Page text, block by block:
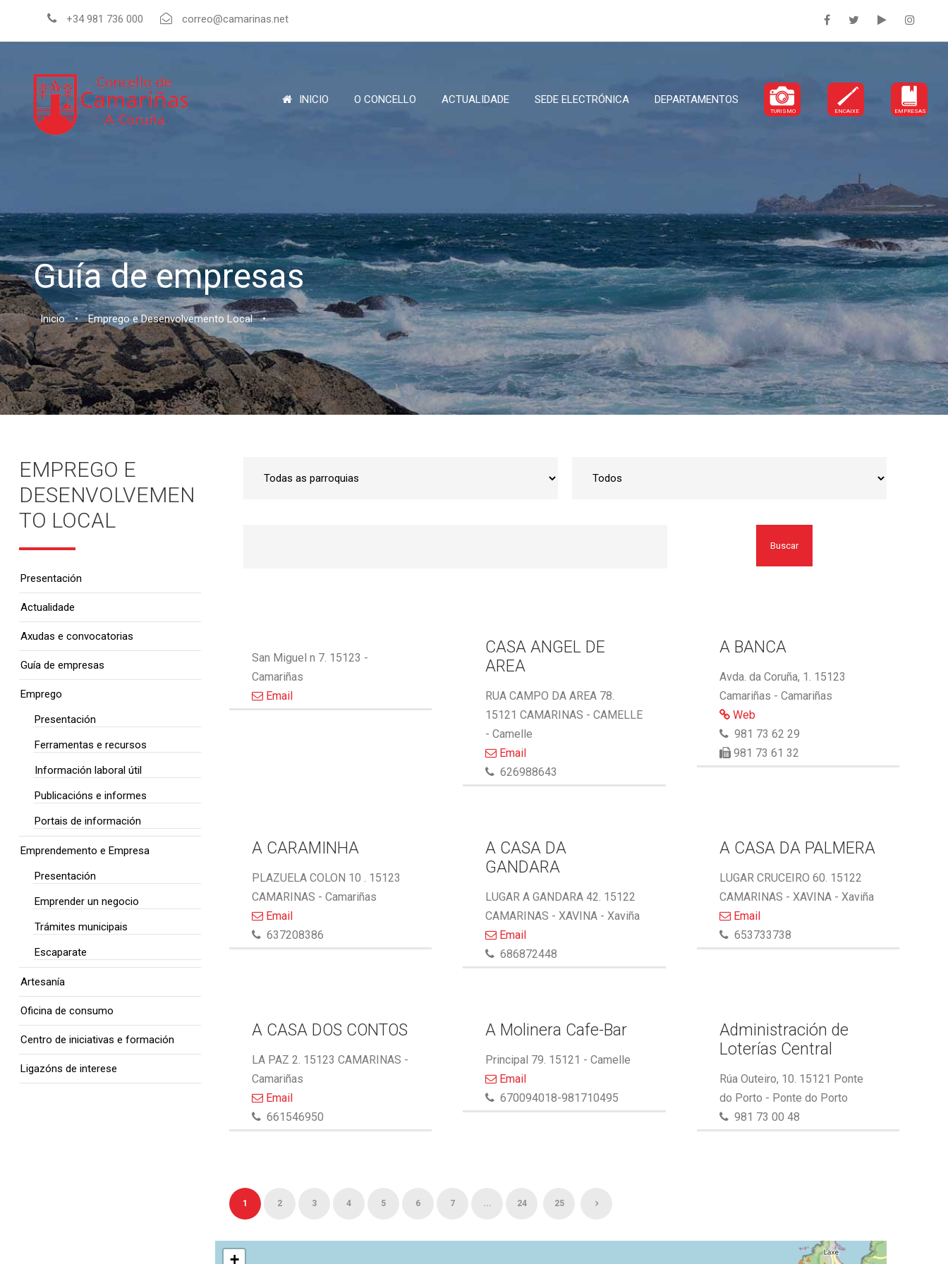
+34 981 736 000 correo@camarinas.net
INICIO O CONCELLO ACTUALIDADE SEDE ELECTRÓNICA DEPARTAMENTOS
TURISMO ENCAIXE EMPRESAS
Guía de empresas
Inicio • Emprego e Desenvolvemento Local •
Buscar
San Miguel n 7. 15123 -
Camariñas
Email
CASA ANGEL DE
AREA
RUA CAMPO DA AREA 78.
15121 CAMARINAS - CAMELLE
- Camelle
Email
626988643
A BANCA
Avda. da Coruña, 1. 15123
Camariñas - Camariñas
Web
981 73 62 29
981 73 61 32
A CARAMINHA
PLAZUELA COLON 10 . 15123
CAMARINAS - Camariñas
Email
637208386
A CASA DA
GANDARA
LUGAR A GANDARA 42. 15122
CAMARINAS - XAVINA - Xaviña
Email
686872448
A CASA DA PALMERA
LUGAR CRUCEIRO 60. 15122
CAMARINAS - XAVINA - Xaviña
Email
653733738
A CASA DOS CONTOS
LA PAZ 2. 15123 CAMARINAS -
Camariñas
Email
661546950
A Molinera Cafe-Bar
Principal 79. 15121 - Camelle
Email
670094018-981710495
Administración de
Loterías Central
Rúa Outeiro, 10. 15121 Ponte
do Porto - Ponte do Porto
981 73 00 48
1 2 3 4 5 6 7 ... 24 25
+
EMPREGO E
DESENVOLVEMEN
TO LOCAL
Presentación
Actualidade
Axudas e convocatorias
Guía de empresas
Emprego
Presentación
Ferramentas e recursos
Información laboral útil
Publicacións e informes
Portais de información
Emprendemento e Empresa
Presentación
Emprender un negocio
Trámites municipais
Escaparate
Artesanía
Oficina de consumo
Centro de iniciativas e formación
Ligazóns de interese